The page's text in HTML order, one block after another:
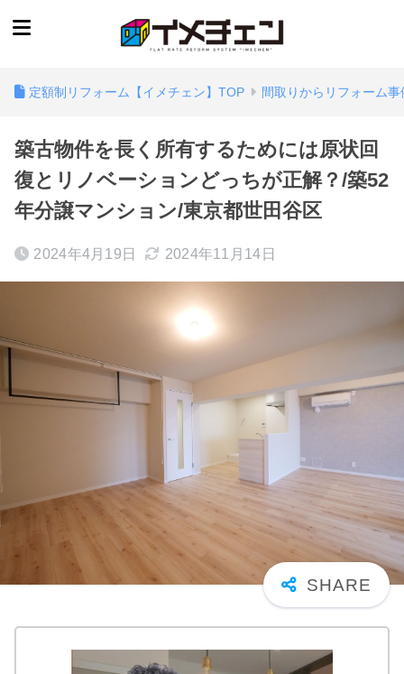
定額制リフォーム【イメチェン】TOP 間取りからリフォーム事
築古物件を長く所有するためには原状回
復とリノベーションどっちが正解？/築52
年分譲マンション/東京都世田谷区
2024年4月19日 2024年11月14日